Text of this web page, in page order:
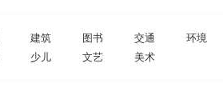
建筑 图书 交通 环境
少儿 文艺 美术